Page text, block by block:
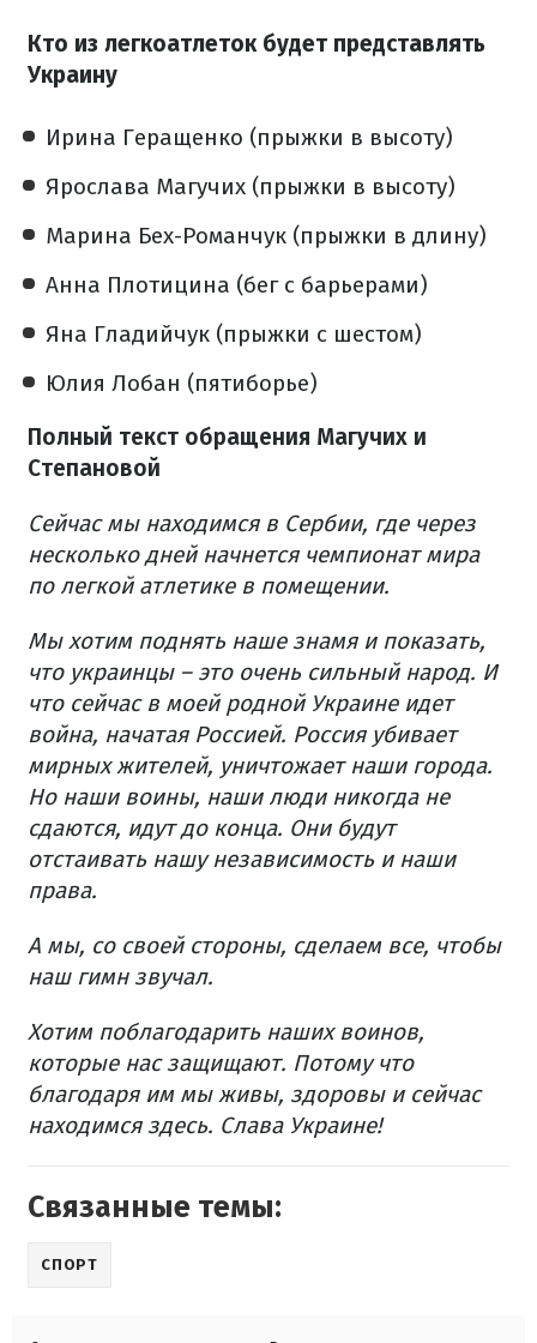
Кто из легкоатлеток будет представлять
Украину
Ирина Геращенко (прыжки в высоту)
Ярослава Магучих (прыжки в высоту)
Марина Бех-Романчук (прыжки в длину)
Анна Плотицина (бег с барьерами)
Яна Гладийчук (прыжки с шестом)
Юлия Лобан (пятиборье)
Полный текст обращения Магучих и
Степановой
Сейчас мы находимся в Сербии, где через
несколько дней начнется чемпионат мира
по легкой атлетике в помещении.
Мы хотим поднять наше знамя и показать,
что украинцы – это очень сильный народ. И
что сейчас в моей родной Украине идет
война, начатая Россией. Россия убивает
мирных жителей, уничтожает наши города.
Но наши воины, наши люди никогда не
сдаются, идут до конца. Они будут
отстаивать нашу независимость и наши
права.
А мы, со своей стороны, сделаем все, чтобы
наш гимн звучал.
Хотим поблагодарить наших воинов,
которые нас защищают. Потому что
благодаря им мы живы, здоровы и сейчас
находимся здесь. Слава Украине!
Связанные темы:
СПОРТ